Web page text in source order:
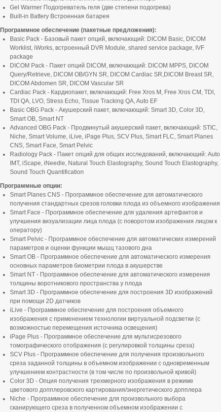
Gel Warmer Подогреватель геля (две степени подогрева)
Built-in Battery Встроенная батарея
Программное обеспечение (пакетные предложения):
Basic Pack - Базовый пакет опций, включающий: DICOM Basic, DICOM
Worklist, iWorks, встроенный DVR Module, shared service package, IVF
package
DICOM Pack - Пакет опций DICOM, включающий: DICOM MPPS, DICOM
Query/Retrieve, DICOM OB/GYN SR, DICOM Cardiac SR,DICOM Breast SR,
DICOM Abdomen SR, DICOM Vascular SR
Cardiac Pack - Кардиопакет, включающий: Free Xros M, Free Xros CM, TDI,
TDI QA, LVO, Stress Echo, Tissue Tracking QA, Auto EF
Basic OBG Pack - Акушерский пакет, включающий: Smart 3D, Color 3D,
Smart OB, Smart NT
Advanced OBG Pack - Продвинутый акушерский пакет, включающий: STIC,
Niche, Smart Volume, iLive, iPage Plus, SCV Plus, Smart FLC, Smart Planes
CNS, Smart Face, Smart Pelvic
Radiology Pack - Пакет опций для общих исследований, включающий: Auto
IMT, iScape, iNeedle, Natural Touch Elastography, Sound Touch Elastography,
Sound Touch Quantification
Программные опции:
Smart Planes CNS - Программное обеспечение для автоматического
получения стандартных срезов головки плода из объемного изображения
Smart Face - Программное обеспечение для удаления артефактов и
улучшения визуализации лица плода (с поворотом изображения лицом к
оператору)
Smart Pelvic - Программное обеспечение для автоматических измерений
параметров и оценки функции мышц тазового дна
Smart OB - Программное обеспечение для автоматического измерения
основных параметров биометрии плода в акушерстве
Smart NT - Программное обеспечение для автоматического измерения
толщины воротникового пространства у плода
Smart 3D - Программное обеспечение для построения 3D изображений
при помощи 2D датчиков
iLive - Программное обеспечение для построения объемного
изображения с применением технологии виртуальной подсветки (с
возможностью перемещения источника освещения)
iPage Plus - Программное обеспечение для мультисрезового
томографического отображения (с регулировкой толщины среза)
SCV Plus - Программное обеспечение для получения произвольного
среза заданной толщины в объемном изображении с одновременным
улучшением контрастности (в том числе по произвольной кривой)
Color 3D - Опция получения трехмерного изображения в режиме
цветового допплеровского картирования/энергетического допплера
Niche - Программное обеспечение для произвольного выбора
сканирующего среза в полученном объемном изображении с